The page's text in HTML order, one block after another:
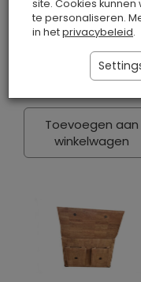
Brillenkoker van
natuurkurk
Is
€18.00 / stuk
Toevoegen aan
winkelwagen
site. Cookies
te personaliseren.
in hetprivacybeleid.